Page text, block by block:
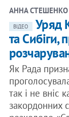
АННА СТЕШЕНКО
ВІДЕО
Уряд
та Сибіги,
Як Рада
так і не вніс
закордонних